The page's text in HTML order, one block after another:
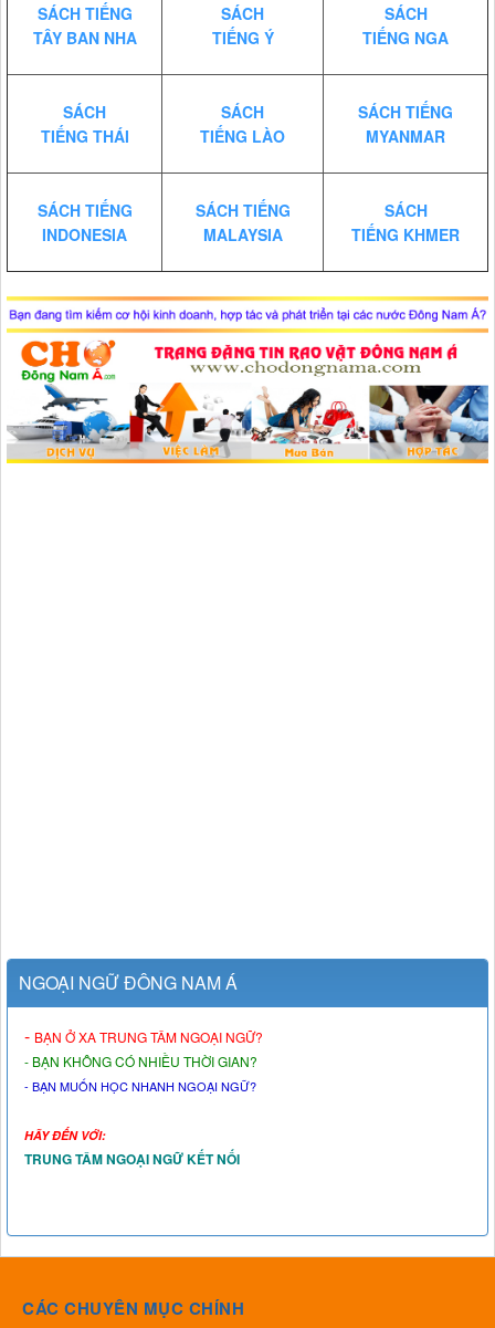
SÁCH TIẾNG
TÂY BAN NHA
SÁCH
TIẾNG Ý
SÁCH
TIẾNG NGA
SÁCH
TIẾNG THÁI
SÁCH
TIẾNG LÀO
SÁCH TIẾNG
MYANMAR
SÁCH TIẾNG
INDONESIA
SÁCH TIẾNG
MALAYSIA
SÁCH
TIẾNG KHMER
NGOẠI NGỮ ĐÔNG NAM Á
- BẠN Ở XA TRUNG TÂM NGOẠI NGỮ?
- BẠN KHÔNG CÓ NHIỀU THỜI GIAN?
- BẠN MUỐN HỌC NHANH NGOẠI NGỮ?
HÃY ĐẾN VỚI:
TRUNG TÂM NGOẠI NGỮ KẾT NỐI
CÁC CHUYÊN MỤC CHÍNH